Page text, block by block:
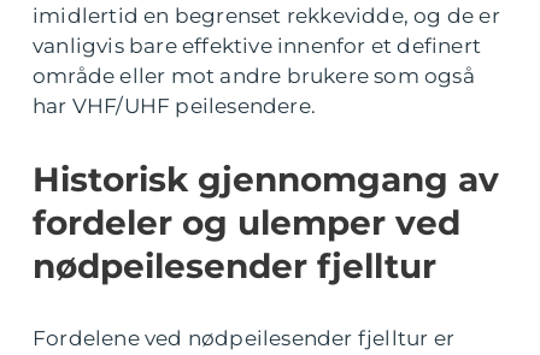
imidlertid en begrenset rekkevidde, og de er
vanligvis bare effektive innenfor et definert
område eller mot andre brukere som også
har VHF/UHF peilesendere.
Historisk gjennomgang av
fordeler og ulemper ved
nødpeilesender fjelltur
Fordelene ved nødpeilesender fjelltur er